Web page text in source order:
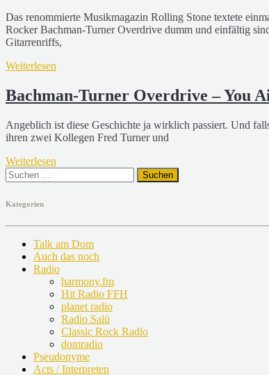
Das renommierte Musikmagazin Rolling Stone textete
Rocker Bachman-Turner Overdrive dumm und einfältig
Gitarrenriffs,
Weiterlesen
Bachman-Turner Overdrive – You
Angeblich ist diese Geschichte ja wirklich passiert. Und
ihren zwei Kollegen Fred Turner und
Weiterlesen
Suchen
nach:
Kategorien
Talk am Dom
Auch das noch
Radio
harmony.fm
Hit Radio FFH
planet radio
Radio Salü
Classic Rock Radio
domradio
Pseudonyme
Acts / Interpreten